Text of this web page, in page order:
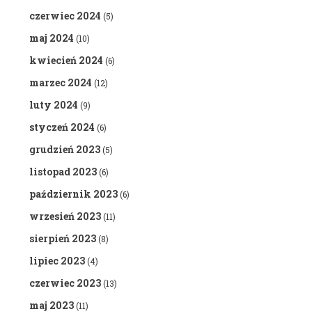
czerwiec 2024 (5)
maj 2024 (10)
kwiecień 2024 (6)
marzec 2024 (12)
luty 2024 (9)
styczeń 2024 (6)
grudzień 2023(5)
listopad 2023(6)
październik 2023(6)
wrzesień 2023(11)
sierpień 2023(8)
lipiec 2023(4)
czerwiec 2023(13)
maj 2023(11)